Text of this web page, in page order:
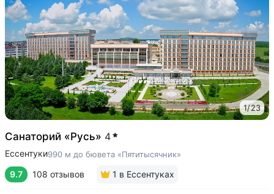
1/23
Санаторий «Русь» 4
Ессентуки990 м до бювета «Пятитысячник»
9.7 108 отзывов 1 в Ессентуках